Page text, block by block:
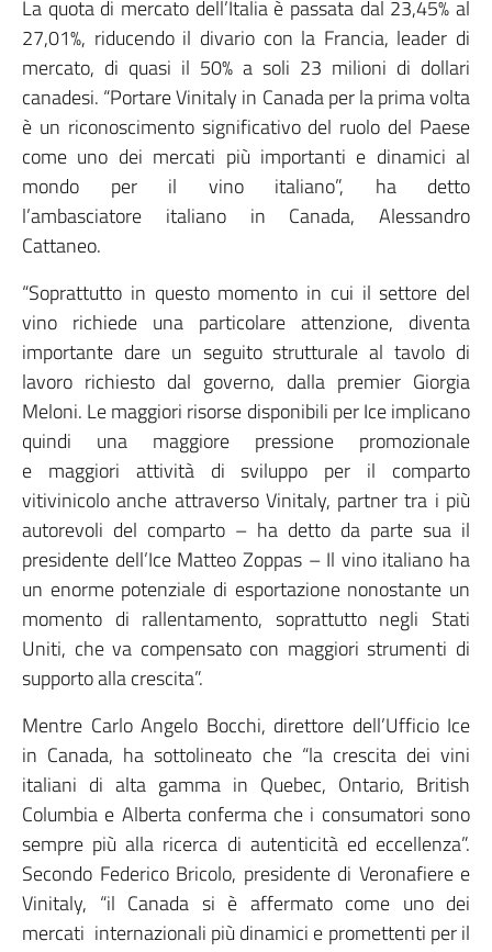
La quota di mercato dell’Italia è passata dal 23,45% al
27,01%, riducendo il divario con la Francia, leader di
mercato, di quasi il 50% a soli 23 milioni di dollari
canadesi. “Portare Vinitaly in Canada per la prima volta
è un riconoscimento significativo del ruolo del Paese
come uno dei mercati più importanti e dinamici al
mondo per il vino italiano”, ha detto
l’ambasciatore italiano in Canada, Alessandro
Cattaneo.
“Soprattutto in questo momento in cui il settore del
vino richiede una particolare attenzione, diventa
importante dare un seguito strutturale al tavolo di
lavoro richiesto dal governo, dalla premier Giorgia
Meloni. Le maggiori risorse disponibili per Ice implicano
quindi una maggiore pressione promozionale
e maggiori attività di sviluppo per il comparto
vitivinicolo anche attraverso Vinitaly, partner tra i più
autorevoli del comparto – ha detto da parte sua il
presidente dell’Ice Matteo Zoppas – Il vino italiano ha
un enorme potenziale di esportazione nonostante un
momento di rallentamento, soprattutto negli Stati
Uniti, che va compensato con maggiori strumenti di
supporto alla crescita”.
Mentre Carlo Angelo Bocchi, direttore dell’Ufficio Ice
in Canada, ha sottolineato che “la crescita dei vini
italiani di alta gamma in Quebec, Ontario, British
Columbia e Alberta conferma che i consumatori sono
sempre più alla ricerca di autenticità ed eccellenza”.
Secondo Federico Bricolo, presidente di Veronafiere e
Vinitaly, “il Canada si è affermato come uno dei
mercati internazionali più dinamici e promettenti per il